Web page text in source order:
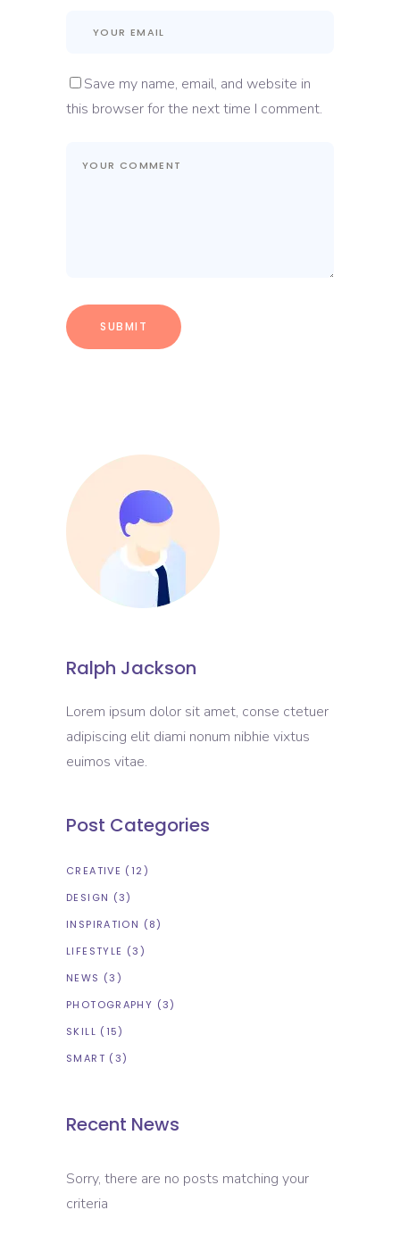
Save my name, email, and website in
this browser for the next time I comment.
Ralph Jackson
Lorem ipsum dolor sit amet, conse ctetuer
adipiscing elit diami nonum nibhie vixtus
euimos vitae.
Post Categories
CREATIVE (12)
DESIGN (3)
INSPIRATION (8)
LIFESTYLE (3)
NEWS (3)
PHOTOGRAPHY (3)
SKILL (15)
SMART (3)
Recent News
Sorry, there are no posts matching your
criteria